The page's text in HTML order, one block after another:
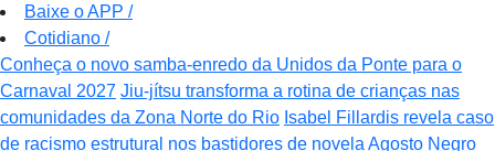
Baixe o APP /
Cotidiano /
Conheça o novo samba-enredo da Unidos da Ponte para o
Carnaval 2027 Jiu-jítsu transforma a rotina de crianças nas
comunidades da Zona Norte do Rio Isabel Fillardis revela caso
de racismo estrutural nos bastidores de novelaAgosto Negro